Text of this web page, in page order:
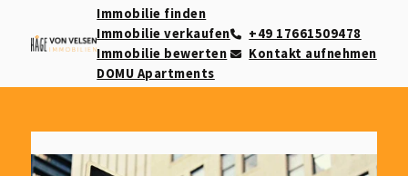
Immobilie finden
Immobilie verkaufen
Immobilie bewerten
DOMU Apartments
+49 17661509478
Kontakt aufnehmen